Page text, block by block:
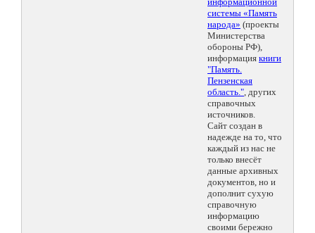
системы «Память
народа» (проекты
Министерства
обороны РФ),
информация книги
"Память.
Пензенская
область.", других
справочных
источников.
Сайт создан в
надежде на то, что
каждый из нас не
только внесёт
данные архивных
документов, но и
дополнит сухую
справочную
информацию
своими бережно